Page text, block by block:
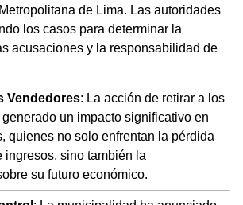
de Lima. Las autoridades
los casos para determinar la
acusaciones y la responsabilidad de
Vendedores: La acción de retirar a los
un impacto significativo en
quienes no solo enfrentan la pérdida
ingresos, sino también la
su futuro económico.